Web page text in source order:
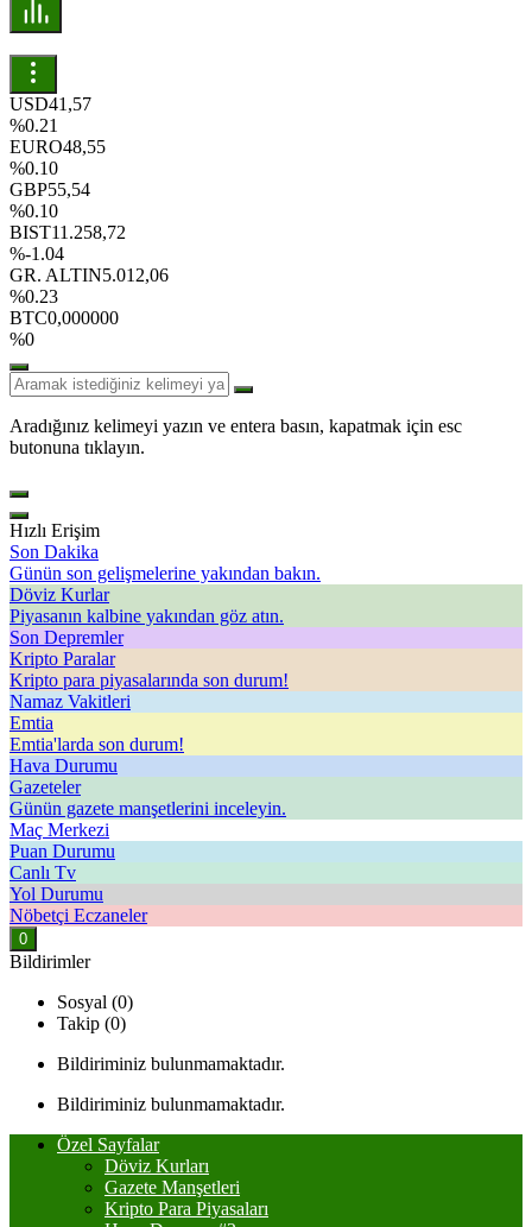
USD41,57
%0.21
EURO48,55
%0.10
GBP55,54
%0.10
BIST11.258,72
%-1.04
GR. ALTIN5.012,06
%0.23
BTC0,000000
%0
Aradığınız kelimeyi yazın ve entera basın, kapatmak için esc
butonuna tıklayın.
Hızlı Erişim
Son Dakika
Günün son gelişmelerine yakından bakın.
Döviz Kurlar
Piyasanın kalbine yakından göz atın.
Son Depremler
Kripto Paralar
Kripto para piyasalarında son durum!
Namaz Vakitleri
Emtia
Emtia'larda son durum!
Hava Durumu
Gazeteler
Günün gazete manşetlerini inceleyin.
Maç Merkezi
Puan Durumu
Canlı Tv
Yol Durumu
Nöbetçi Eczaneler
0
Bildirimler
Sosyal (0)
Takip (0)
Bildiriminiz bulunmamaktadır.
Bildiriminiz bulunmamaktadır.
Özel Sayfalar
Döviz Kurları
Gazete Manşetleri
Kripto Para Piyasaları